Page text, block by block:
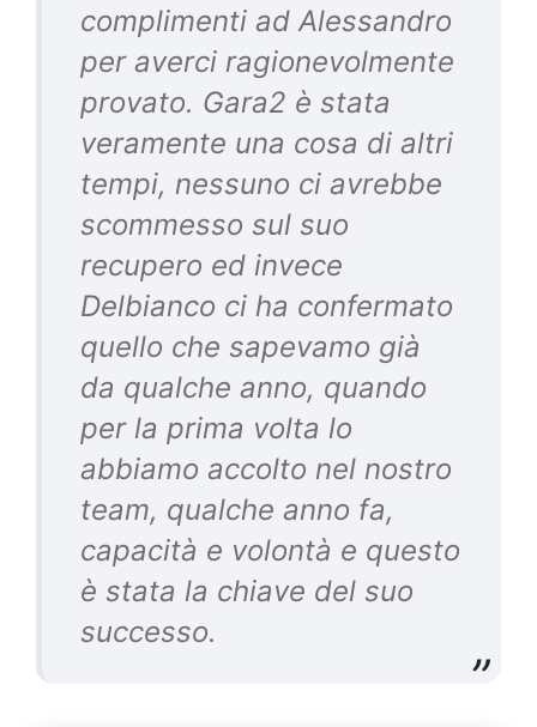
complimenti ad Alessandro
per averci ragionevolmente
provato. Gara2 è stata
veramente una cosa di altri
tempi, nessuno ci avrebbe
scommesso sul suo
recupero ed invece
Delbianco ci ha confermato
quello che sapevamo già
da qualche anno, quando
per la prima volta lo
abbiamo accolto nel nostro
team, qualche anno fa,
capacità e volontà e questo
è stata la chiave del suo
successo.